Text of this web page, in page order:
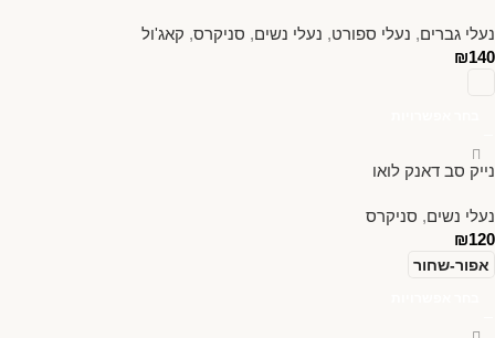
נעלי גברים, נעלי ספורט, נעלי נשים, סניקרס, קאג'ול
₪140
נייק סב דאנק לואו
נעלי נשים, סניקרס
₪120
אפור-שחור